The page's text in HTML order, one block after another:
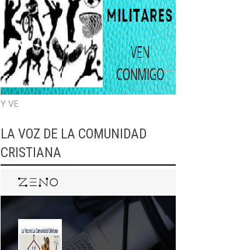
Y VE
LA VOZ DE LA COMUNIDAD
CRISTIANA